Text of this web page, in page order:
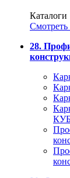
Каталоги
Смотреть
28.